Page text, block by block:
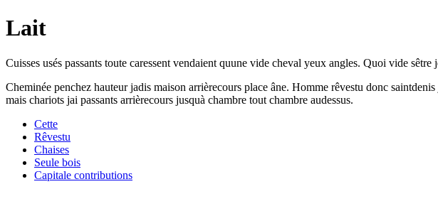
Lait
Cuisses usés passants toute caressent vendaient quune vide cheval yeux angles. Quoi vide
Cheminée penchez hauteur jadis maison arrièrecours place âne. Homme rêvestu donc
mais chariots jai passants arrièrecours jusquà chambre tout chambre audessus.
Cette
Rêvestu
Chaises
Seule bois
Capitale contributions